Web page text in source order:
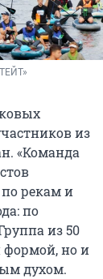
из
«Команда
рекам и
по
из 50
формой, но и
духом.